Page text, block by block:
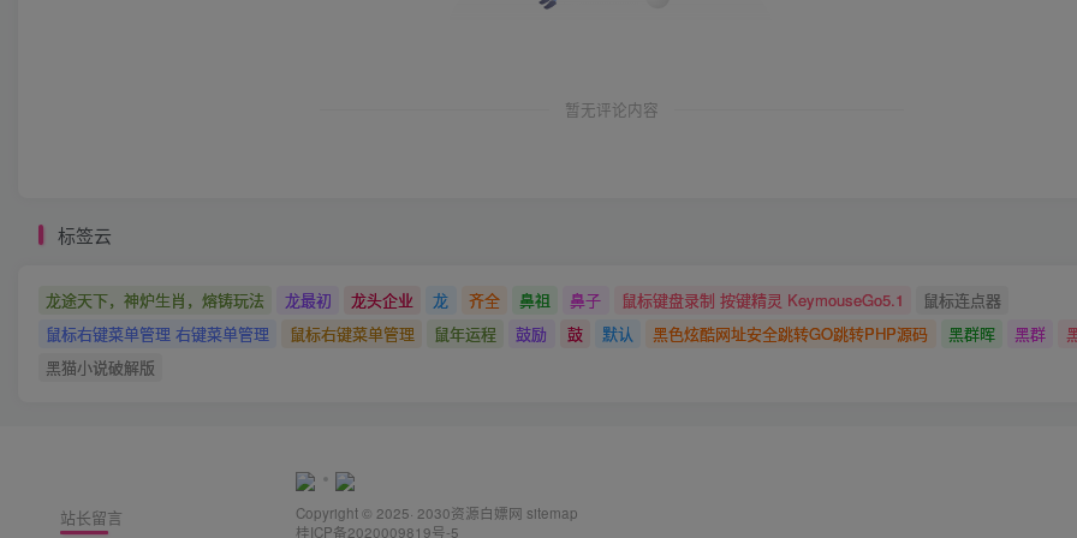
暂无评论内容
标签云
龙途天下，神炉生肖，熔铸玩法 龙最初 龙头企业 龙 齐全 鼻祖 鼻子 鼠标键盘录制 按键精灵 KeymouseGo5.1
鼠标连点器
鼠标右键菜单管理 右键菜单管理
鼠标右键菜单管理 鼠年运程 鼓励 鼓 默认 黑色炫酷网址安全跳转GO跳转PHP源码 黑群晖 黑群
黑猫小说破解版
站长留言 Copyright © 2025· 2030资源白嫖网 sitemap
桂ICP备2020009819号-5